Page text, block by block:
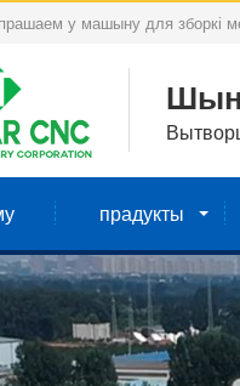
у машыну для зборкі
прадукты